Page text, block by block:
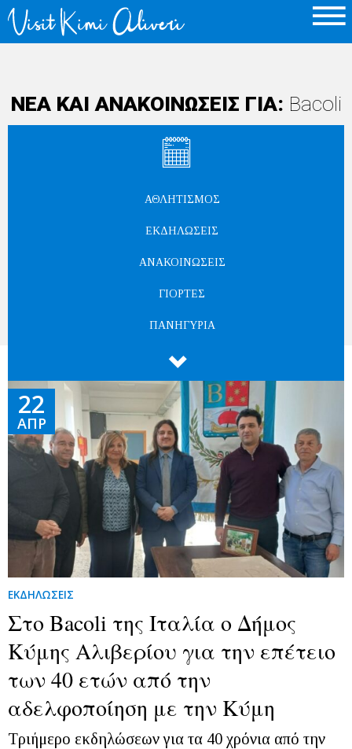
ΝΕΑ ΚΑΙ ΑΝΑΚΟΙΝΩΣΕΙΣ ΓΙΑ: Bacoli
ΑΘΛΗΤΙΣΜΌΣ
ΕΚΔΗΛΏΣΕΙΣ
ΑΝΑΚΟΙΝΏΣΕΙΣ
ΓΙΟΡΤΈΣ
ΠΑΝΗΓΎΡΙΑ

22
ΑΠΡ
ΕΚΔΗΛΩΣΕΙΣ
Στο Bacoli της Ιταλία ο Δήμος
Κύμης Αλιβερίου για την επέτειο
των 40 ετών από την
αδελφοποίηση με την Κύμη
Τριήμερο εκδηλώσεων για τα 40 χρόνια από την